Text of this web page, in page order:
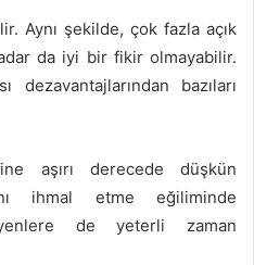
Aynı şekilde, çok fazla açık
da iyi bir fikir olmayabilir.
dezavantajlarından bazıları
aşırı derecede düşkün
ihmal etme eğiliminde
de yeterli zaman